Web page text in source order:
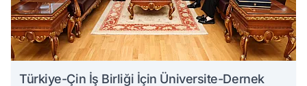
Türkiye-Çin İş Birliği İçin Üniversite-Dernek